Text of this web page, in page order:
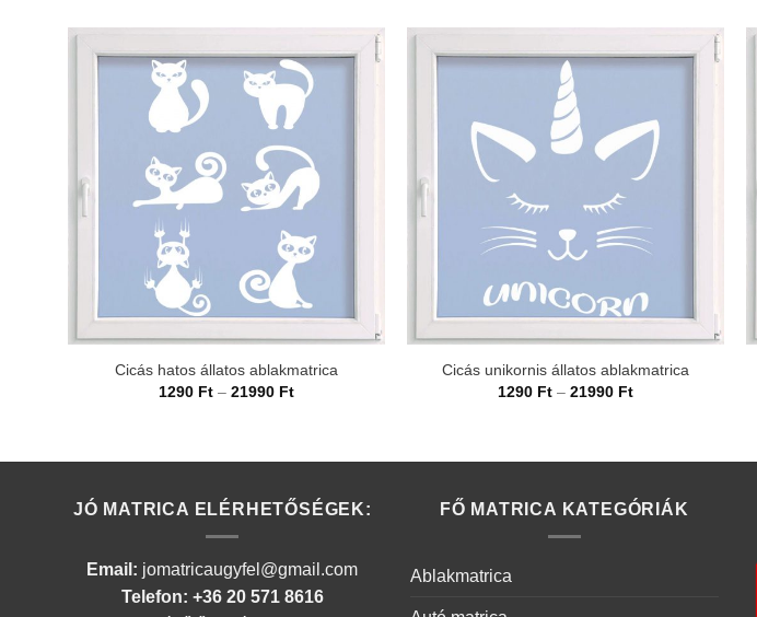
Cicás hatos állatos ablakmatrica
1290 Ft – 21990 FtÁrtartomány:
Cicás unikornis állatos ablakmatrica
1290 Ft – 21990 FtÁrtartomány:
JÓ MATRICA ELÉRHETŐSÉGEK:
Email: jomatricaugyfel@gmail.com
Telefon: +36 20 571 8616
FŐ MATRICA KATEGÓRIÁK
Ablakmatrica